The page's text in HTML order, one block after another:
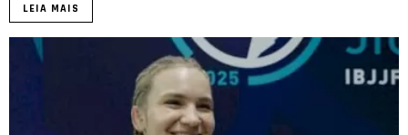
LEIA MAIS